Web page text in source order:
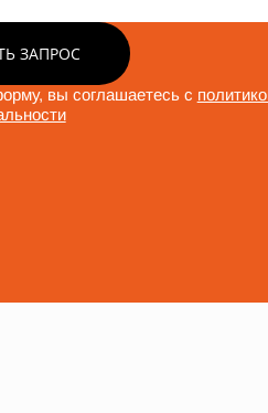
ЗАПРОС
вы соглашаетесь с